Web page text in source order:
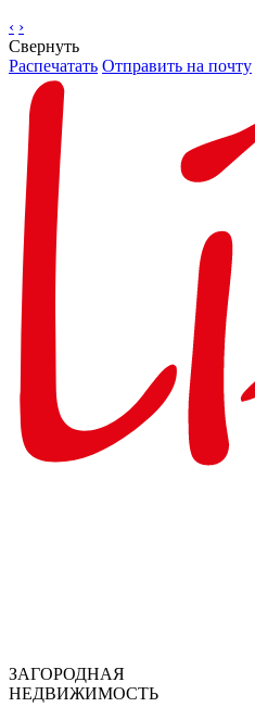
‹ ›
Свернуть
Распечатать Отправить на почту
ЗАГОРОДНАЯ
НЕДВИЖИМОСТЬ